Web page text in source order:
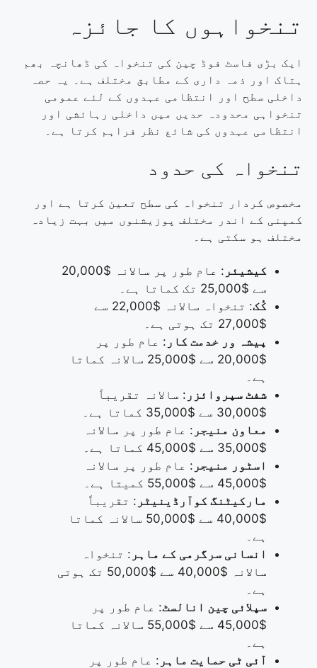
تنخواہوں کا جائزہ
ایک بڑی فاسٹ فوڈ چین کی تنخواہ کی ڈھانچہ بھم
ہتاک اور ذمہ داری کے مطابق مختلف ہے۔ یہ حصہ
داخلی سطح اور انتظامی عہدوں کے لئے عمومی
تنخواہی محدودہ حدیں میں داخلی رہائشی اور
انتظامی عہدوں کی شائع نظر فراہم کرتا ہے۔
تنخواہ کی حدود
مخصوص کردار تنخواہ کی سطح تعین کرتا ہے اور
کمپنی کے اندر مختلف پوزیشنوں میں بہت زیادہ
مختلف ہو سکتی ہے۔
کیشیئر
: عام طور پر سالانہ $20,000
سے $25,000 تک کماتا ہے۔
کُک
: تنخواہ سالانہ $22,000 سے
$27,000 تک ہوتی ہے۔
پیشہ ور خدمت کار : عام طور پر
$20,000 سے $25,000 سالانہ کماتا
ہے۔
شفٹ سپروائزر : سالانہ تقریباً
$30,000 سے $35,000 کماتا ہے۔
معاون منیجر : عام طور پر سالانہ
$35,000 سے $45,000 کماتا ہے۔
اسٹور منیجر : عام طور پر سالانہ
$45,000 سے $55,000 کمیتا ہے۔
مارکیٹنگ کوآرڈینیٹر : تقریباً
$40,000 سے $50,000 سالانہ کماتا
ہے۔
انسانی سرگرمی کے ماہر : تنخواہ
سالانہ $40,000 سے $50,000 تک ہوتی
ہے۔
سپلائی چین انالسٹ: عام طور پر
$45,000 سے $55,000 سالانہ کماتا
ہے۔
آئی ٹی حمایت ماہر : عام طور پر